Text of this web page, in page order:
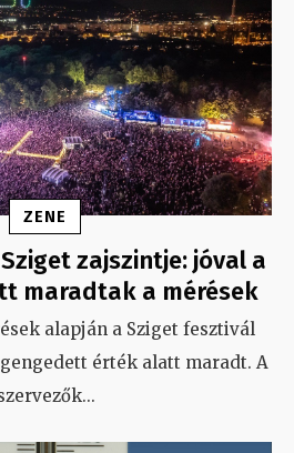
ZENE
zajszintje: jóval a
maradtak a mérések
alapján a Sziget fesztivál
érték alatt maradt. A
...